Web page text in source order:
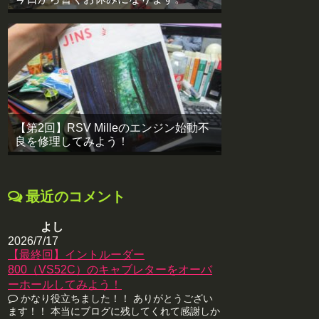
【第2回】RSV Milleのエンジン始動不
良を修理してみよう！
最近のコメント
よし
2026/7/17
【最終回】イントルーダー
800（VS52C）のキャブレターをオーバ
ーホールしてみよう！
かなり役立ちました！！ ありがとうござい
ます！！ 本当にブログに残してくれて感謝しか